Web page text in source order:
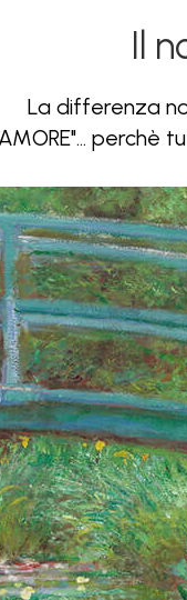
Il
La differenza